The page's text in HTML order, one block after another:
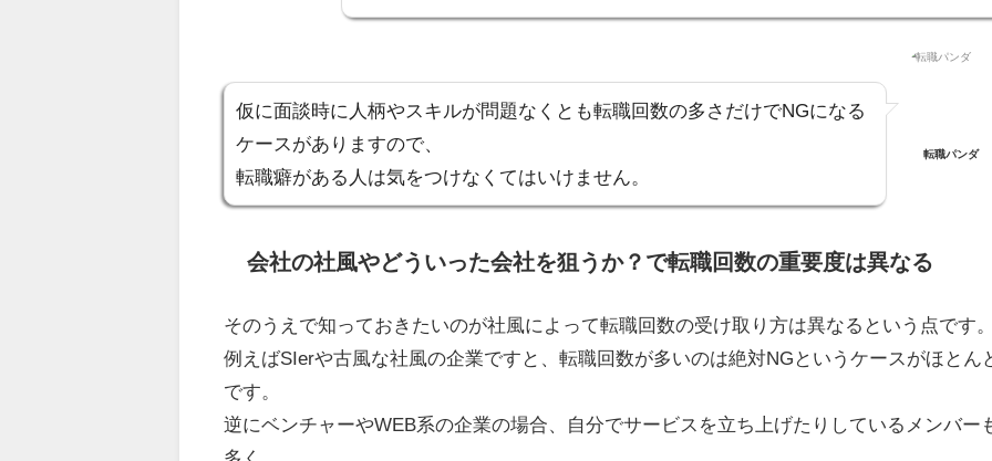
仮に面談時に人柄やスキルが問題なくとも転職回数の多さだけでNGになる
ケースがありますので、
転職癖がある人は気をつけなくてはいけません。
転職パンダ
会社の社風やどういった会社を狙うか？で転職回数の重要度は異なる
そのうえで知っておきたいのが社風によって転職回数の受け取り方は異なる という点です
例えばSIerや古風な社風の企業ですと、転職回数が多いのは絶対NGというケースがほとん
です。
逆にベンチャーやWEB系の企業の場合、自分でサービスを立ち上げたりしているメンバー